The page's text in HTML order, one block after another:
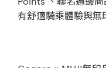
有舒適騎乘體驗與無